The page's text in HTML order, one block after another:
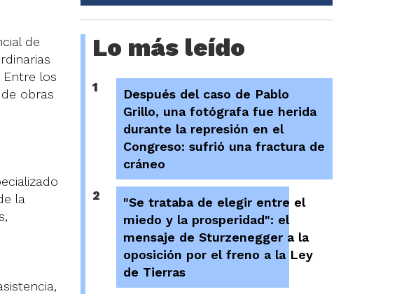
de
los
obras
la
Lo más leído
1
Después del caso de Pablo
Grillo, una fotógrafa fue herida
durante la represión en el
Congreso: sufrió una fractura de
cráneo
2
"Se trataba de elegir entre el
miedo y la prosperidad": el
mensaje de Sturzenegger a la
oposición por el freno a la Ley
de Tierras